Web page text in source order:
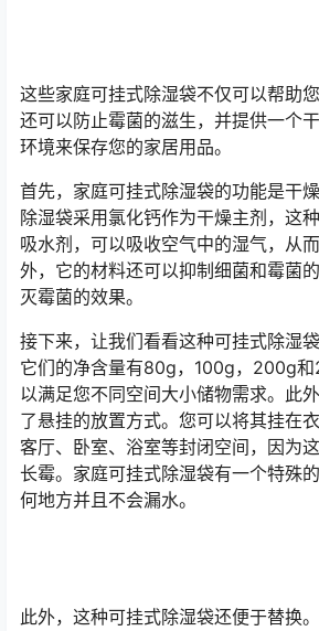
这些家庭可挂式除湿袋不仅可以帮助
还可以防止霉菌的滋生，并提供一个
环境来保存您的家居用品。
首先，家庭可挂式除湿袋的功能是干
除湿袋采用氯化钙作为干燥主剂，这
吸水剂，可以吸收空气中的湿气，从
外，它的材料还可以抑制细菌和霉菌
灭霉菌的效果。
接下来，让我们看看这种可挂式除湿
它们的净含量有80g，100g，200g
以满足您不同空间大小储物需求。此
了悬挂的放置方式。您可以将其挂在
客厅、卧室、浴室等封闭空间，因为
长霉。家庭可挂式除湿袋有一个特殊
何地方并且不会漏水。
此外，这种可挂式除湿袋还便于替换